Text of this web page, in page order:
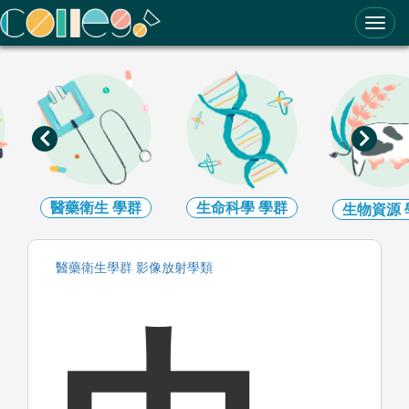
ColleGo! 大學選才與高中育才輔助系統
醫藥衛生 學群 生命科學 學群 生物資源
醫藥衛生學群 影像放射學類